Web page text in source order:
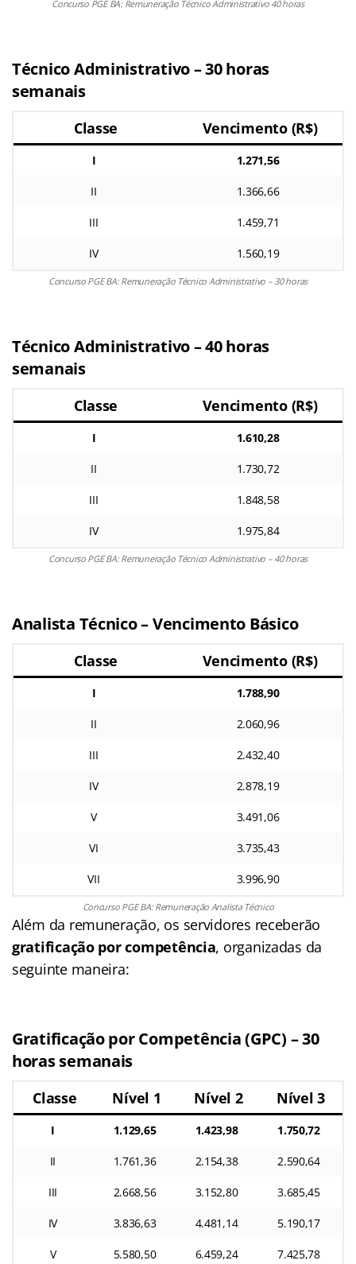
Concurso PGE BA: Remuneração Técnico Administrativo 40 horas
Técnico Administrativo – 30 horas
semanais
Classe Vencimento (R$)
I 1.271,56
II 1.366,66
III 1.459,71
IV 1.560,19
Concurso PGE BA: Remuneração Técnico Administrativo – 30 horas
Técnico Administrativo – 40 horas
semanais
Classe Vencimento (R$)
I 1.610,28
II 1.730,72
III 1.848,58
IV 1.975,84
Concurso PGE BA: Remuneração Técnico Administrativo – 40 horas
Analista Técnico – Vencimento Básico
Classe Vencimento (R$)
I 1.788,90
II 2.060,96
III 2.432,40
IV 2.878,19
V 3.491,06
VI 3.735,43
VII 3.996,90
Concurso PGE BA: Remuneração Analista Técnico
Além da remuneração, os servidores receberão
gratificação por competência, organizadas da
seguinte maneira:
Gratificação por Competência (GPC) – 30
horas semanais
Classe Nível 1 Nível 2 Nível 3
I 1.129,65 1.423,98 1.750,72
II 1.761,36 2.154,38 2.590,64
III 2.668,56 3.152,80 3.685,45
IV 3.836,63 4.481,14 5.190,17
V 5.580,50 6.459,24 7.425,78